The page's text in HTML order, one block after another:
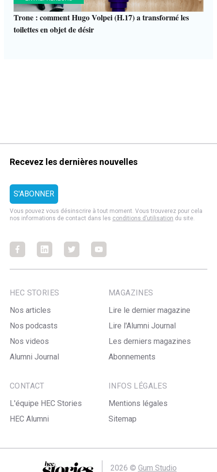
Trone : comment Hugo Volpei (H.17) a transformé les
toilettes en objet de désir
Recevez les dernières nouvelles
Vous pouvez vous désinscrire à tout moment. Vous trouverez pour cela
nos informations de contact dans les conditions d’utilisation du site.
FacebookFacebookFacebookFacebook
HEC STORIES
Nos articles
Nos podcasts
Nos videos
Alumni Journal
MAGAZINES
Lire le dernier magazine
Lire l'Alumni Journal
Les derniers magazines
Abonnements
CONTACT
L'équipe HEC Stories
HEC Alumni
INFOS LÉGALES
Mentions légales
Sitemap
2026 © Gum Studio